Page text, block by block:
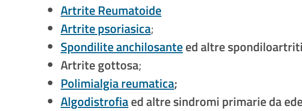
Artrite Reumatoide
Artrite psoriasica;
Spondilite anchilosanteed altre
Artrite gottosa;
Polimialgia reumatica;
Algodistrofiaed altre sindromi primarie da